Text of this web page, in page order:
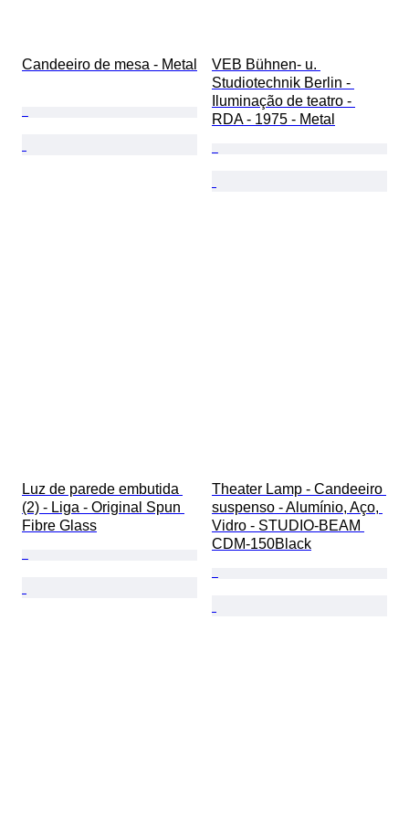
Candeeiro de mesa - Metal
VEB Bühnen- u.
Studiotechnik Berlin -
Iluminação de teatro -
RDA - 1975 - Metal
Luz de parede embutida
(2) - Liga - Original Spun
Fibre Glass
Theater Lamp - Candeeiro
suspenso - Alumínio, Aço,
Vidro - STUDIO-BEAM
CDM-150Black